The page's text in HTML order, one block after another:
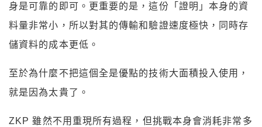
身是可靠的即可。更重要的是，這份「證明」本身的資
料量非常小，所以對其的傳輸和驗證速度極快，同時存
儲資料的成本更低。
至於為什麼不把這個全是優點的技術大面積投入使用，
就是因為太貴了。
ZKP 雖然不用重現所有過程，但挑戰本身會消耗非常多